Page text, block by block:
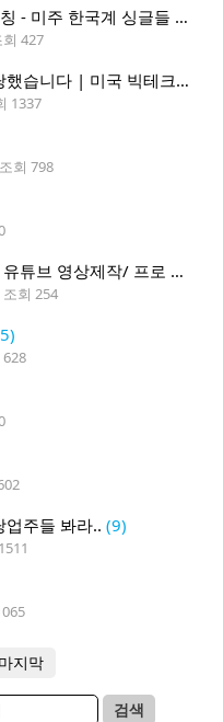
Couple.net 1:1 50만쌍 글로벌 매칭 - 미주 한국계 싱글들 모이세요
회 427
남편이 하루 아침에 레이오프를 당했습니다 | 미국 빅테크의 현실
1337
조회 798
웹사이트 제작/ 컴퓨터 문제해결/ 유튜브 영상제작/ 프로 사진촬영
조회 254
628
업주들 봐라.. (9)
마지막
검색